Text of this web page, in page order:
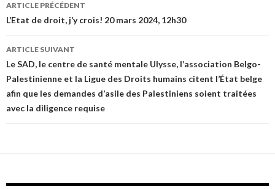
Navigation de l’article
ARTICLE PRÉCÉDENT
L’Etat de droit, j’y crois! 20 mars 2024, 12h30
ARTICLE SUIVANT
Le SAD, le centre de santé mentale Ulysse, l’association Belgo-
Palestinienne et la Ligue des Droits humains citent l’État belge
afin que les demandes d’asile des Palestiniens soient traitées
avec la diligence requise